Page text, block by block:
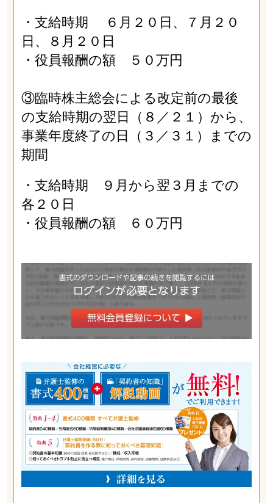
・支給時期 ６月２０日、７月２０
日、８月２０日
・役員報酬の額 ５０万円
③臨時株主総会による改定前の最後
の支給時期の翌日（８／２１）から、
事業年度終了の日（３／３１）までの
期間
・支給時期 ９月から翌３月までの
各２０日
・役員報酬の額 ６０万円